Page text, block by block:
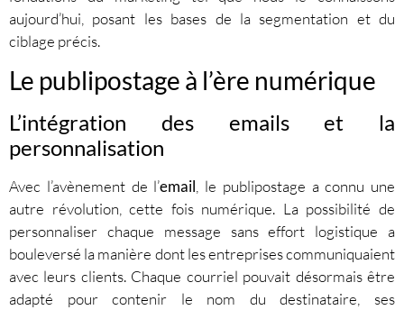
aujourd’hui, posant les bases de la segmentation et du
ciblage précis.
Le publipostage à l’ère numérique
L’intégration des emails et la
personnalisation
Avec l’avènement de l’email , le publipostage a connu une
autre révolution, cette fois numérique. La possibilité de
personnaliser chaque message sans effort logistique a
bouleversé la manière dont les entreprises communiquaient
avec leurs clients. Chaque courriel pouvait désormais être
adapté pour contenir le nom du destinataire, ses